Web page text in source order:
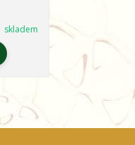
skladem